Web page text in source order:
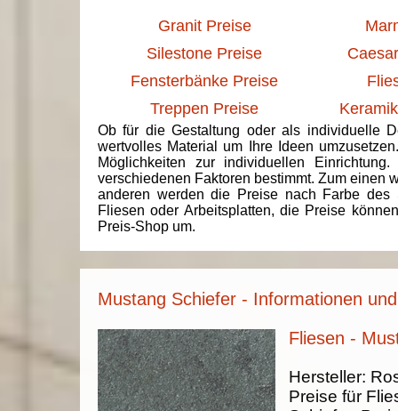
Granit Preise
Silestone Preise
Fensterbänke Preise
Treppen Preise
Ob für die Gestaltung oder als individuelle
wertvolles Material um Ihre Ideen
Möglichkeiten zur individuellen
verschiedenen Faktoren bestimmt. Zum einen
anderen werden die Preise nach Farbe des
Fliesen oder Arbeitsplatten, die Preise
Preis-Shop um.
Mustang Schiefer - Informationen
Fliesen -
Hersteller:
Preise für